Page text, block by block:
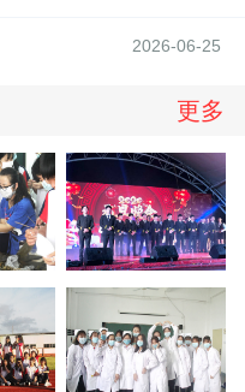
2026-06-25
更多